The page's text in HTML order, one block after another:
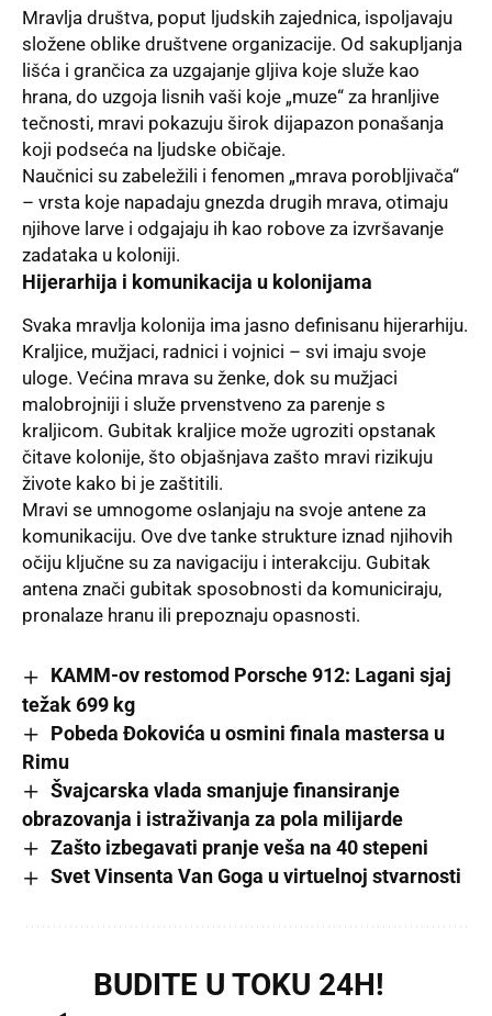
Mravlja društva, poput ljudskih zajednica, ispoljavaju
složene oblike društvene organizacije. Od sakupljanja
lišća i grančica za uzgajanje gljiva koje služe kao
hrana, do uzgoja lisnih vaši koje „muze“ za hranljive
tečnosti, mravi pokazuju širok dijapazon ponašanja
koji podseća na ljudske običaje.
Naučnici su zabeležili i fenomen „mrava porobljivača“
– vrsta koje napadaju gnezda drugih mrava, otimaju
njihove larve i odgajaju ih kao robove za izvršavanje
zadataka u koloniji.
Hijerarhija i komunikacija u kolonijama
Svaka mravlja kolonija ima jasno definisanu hijerarhiju.
Kraljice, mužjaci, radnici i vojnici – svi imaju svoje
uloge. Većina mrava su ženke, dok su mužjaci
malobrojniji i služe prvenstveno za parenje s
kraljicom. Gubitak kraljice može ugroziti opstanak
čitave kolonije, što objašnjava zašto mravi rizikuju
živote kako bi je zaštitili.
Mravi se umnogome oslanjaju na svoje antene za
komunikaciju. Ove dve tanke strukture iznad njihovih
očiju ključne su za navigaciju i interakciju. Gubitak
antena znači gubitak sposobnosti da komuniciraju,
pronalaze hranu ili prepoznaju opasnosti.
KAMM-ov restomod Porsche 912: Lagani sjaj
težak 699 kg
Pobeda Đokovića u osmini finala mastersa u
Rimu
Švajcarska vlada smanjuje finansiranje
obrazovanja i istraživanja za pola milijarde
Zašto izbegavati pranje veša na 40 stepeni
Svet Vinsenta Van Goga u virtuelnoj stvarnosti
BUDITE U TOKU 24H!